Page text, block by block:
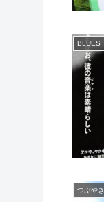
BLUES
つぶやき